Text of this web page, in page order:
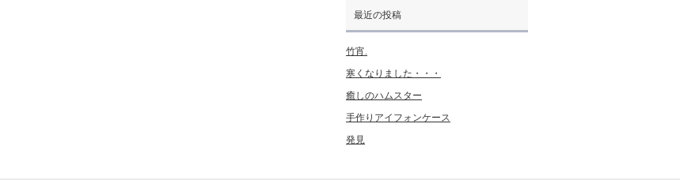
最近の投稿
竹宵.
寒くなりました・・・
癒しのハムスター
手作りアイフォンケース
発見